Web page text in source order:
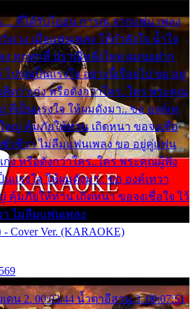
ที่ได้รับไออุ่น การุณ จากแฟน เพลง
เวง เมื่อแฟนเพลง ให้กำลังใจ น้ำใจ
ง ทุกทุกที่ ปราณีหลั่งไหล ผมขอฝาก
โปรดเป็นแรงใจ อย่างนี้เรื่อยไป ขอ อยู่
คิดว่าเก่ง หรือดังกว่าใคร..ใคร พระคุณ
ที่เป็นแรงใจ ให้ผมดังมา.. ขอ องค์เท
หญ่ คุ้มภัยให้ท่าน เถิดหนา ขอจงเชื่อ
ชั่วชีวา ไม่ลืมแฟนเพลง ขอ อยู่คู่แฟน
ก่ง หรือดังกว่าใคร..ใคร พระคุณผู้ฟัง
แรงใจ ให้ผมดังมา.. ขอ องค์เทวา
คุ้มภัยให้ท่าน เถิดหนา ขอจงเชื่อใจ ไว้
า ไม่ลืมแฟนเพลง
Ver. (KARAOKE)
ดน 2. 00:03:44 น้ำตาอีสาน 3. 00:07:51